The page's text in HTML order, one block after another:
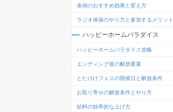
条例のおすすめ効果と変え方
ラジオ体操のやり方と参加するメリット
ハッピーホームパラダイス
ハッピーホームパラダイス攻略
エンディング後の解放要素
とたけけフェスの開催日と解放条件
お取り寄せの解放条件とやり方
給料の効率的な上げ方